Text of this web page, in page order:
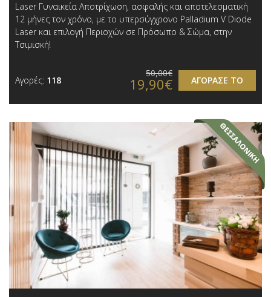
Laser Γυναικεία Αποτρίχωση, ασφαλής και αποτελεσματική
12 μήνες τον χρόνο, με το υπερσύγχρονο Palladium V Diode
Laser και επιλογή Περιοχών σε Πρόσωπο & Σώμα, στην
Τσιμισκή!
Αγορές: 118 ΑΓΟΡΑΣΕ ΤΟ
50,00€
19,90€